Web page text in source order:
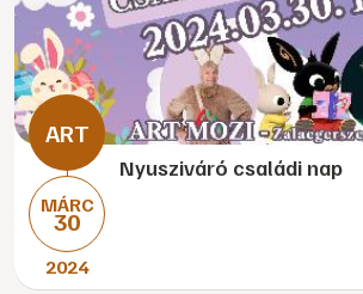
MÁRC
30
2024
Nyusziváró családi nap